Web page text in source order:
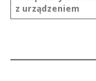
z urządzeniem